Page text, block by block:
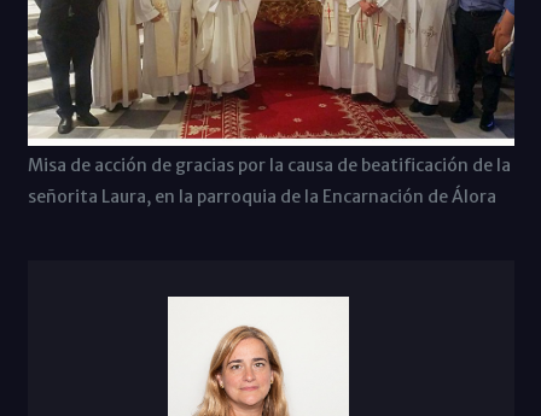
Misa de acción de gracias por la causa de beatificación de la
señorita Laura, en la parroquia de la Encarnación de Álora